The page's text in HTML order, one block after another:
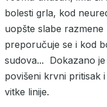
bolesti grla, kod
uopšte slabe
preporučuje se i kod
sudova... Dokazano
povišeni krvni pritisak
vitke linije.